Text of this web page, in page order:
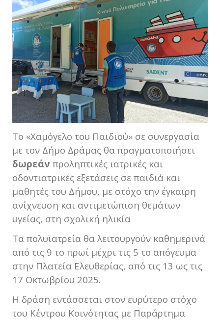
Το «Χαμόγελο του Παιδιού» σε συνεργασία
με τον Δήμο Δράμας θα πραγματοποιήσει
δωρεάν προληπτικές ιατρικές και
οδοντιατρικές εξετάσεις σε παιδιά και
μαθητές του Δήμου, με στόχο την έγκαιρη
ανίχνευση και αντιμετώπιση θεμάτων
υγείας, στη σχολική ηλικία
Τα πολυϊατρεία θα λειτουργούν καθημερινά
από τις 9 το πρωί μέχρι τις 5 το απόγευμα
στην Πλατεία Ελευθερίας, από τις 13 ως τις
17 Οκτωβρίου 2025.
Η δράση εντάσσεται στον ευρύτερο στόχο
του Κέντρου Κοινότητας με Παράρτημα